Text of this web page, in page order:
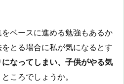
ベースに進める勉強もあるか
とる場合に私が気になるとす
なってしまい、子供がやる気
ころでしょうか。